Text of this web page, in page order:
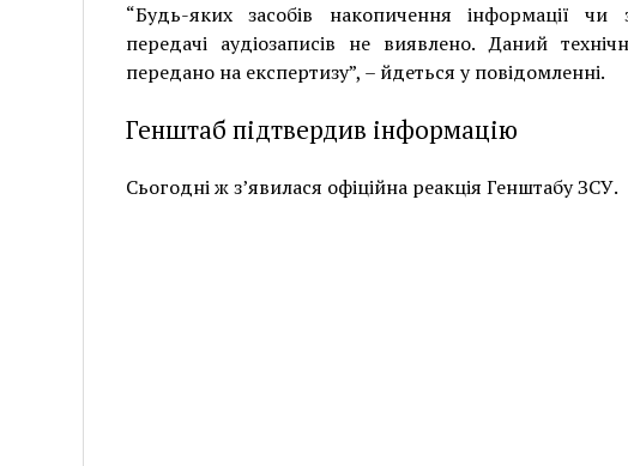
“Будь-яких засобів накопичення інформації чи
передачі аудіозаписів не виявлено. Даний
передано на експертизу”, – йдеться у повідомленні.
Генштаб підтвердив інформацію
Сьогодні ж з’явилася офіційна реакція Генштабу ЗСУ.